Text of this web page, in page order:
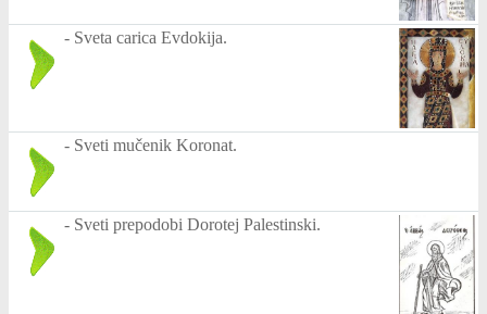
- Sveta carica Evdokija.
- Sveti mučenik Koronat.
- Sveti prepodobi Dorotej Palestinski.